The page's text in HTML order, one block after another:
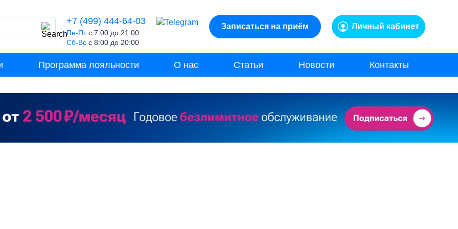
+7 (499) 444-64-03
Пн-Птс 7:00 до 21:00
Сб-Вс с 8:00 до 20:00
Записаться на приём Личный кабинет
Программа лояльности О нас Статьи Новости Контакты